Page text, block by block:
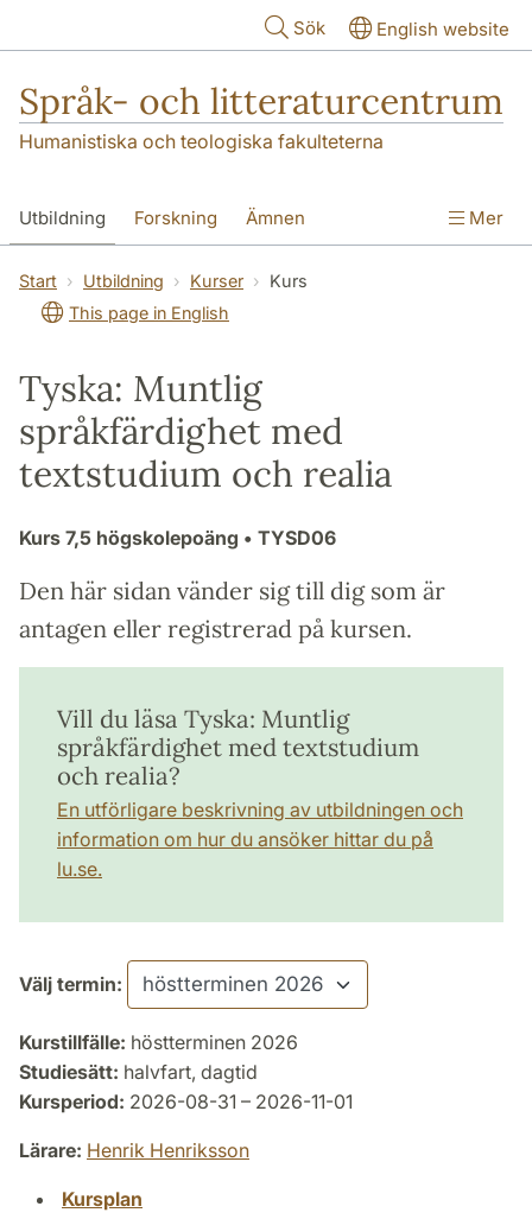
Sök English website
Språk- och litteraturcentrum
Humanistiska och teologiska fakulteterna
Utbildning Forskning Ämnen
SOL-husen Kontakt Institutionen
översättning till svenska
Mer
Start Utbildning Kurser
Kurs
This page in English
Tyska: Muntlig
språkfärdighet med
textstudium och realia
Kurs 7,5 högskolepoäng • TYSD06
Den här sidan vänder sig till dig som är
antagen eller registrerad på kursen.
Vill du läsa Tyska: Muntlig
språkfärdighet med textstudium
och realia?
En utförligare beskrivning av utbildningen och
information om hur du ansöker hittar du på
lu.se.
Välj termin:
Kurstillfälle: höstterminen 2026
Studiesätt: halvfart, dagtid
Kursperiod: 2026-08-31 – 2026-11-01
Lärare: Henrik Henriksson
Kursplan